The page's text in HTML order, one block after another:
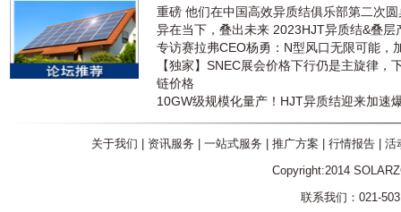
重磅 他们在中国高效异质结俱乐部第二次
异在当下，叠出未来 2023HJT异质结&叠层
专访赛拉弗CEO杨勇：N型风口无限可能，
【独家】SNEC展会价格下行仍是主旋律，
链价格
10GW级规模化量产！HJT异质结迎来加速
关于我们 资讯服务 一站式服务 推广方案 行情报告| 活
Copyright:2014
联系我们：021-